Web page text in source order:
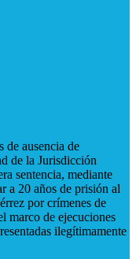
de ausencia de
de la Jurisdicción
sentencia, mediante
a 20 años de prisión al
por crímenes de
marco de ejecuciones
ilegítimamente